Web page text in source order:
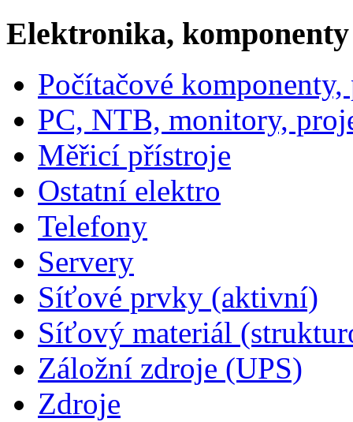
Elektronika, komponenty
Počítačové
PC, NTB, monitory,
Měřicí přístroje
Ostatní elektro
Telefony
Servery
Síťové prvky (aktivní)
Síťový materiál
Záložní zdroje (UPS)
Zdroje